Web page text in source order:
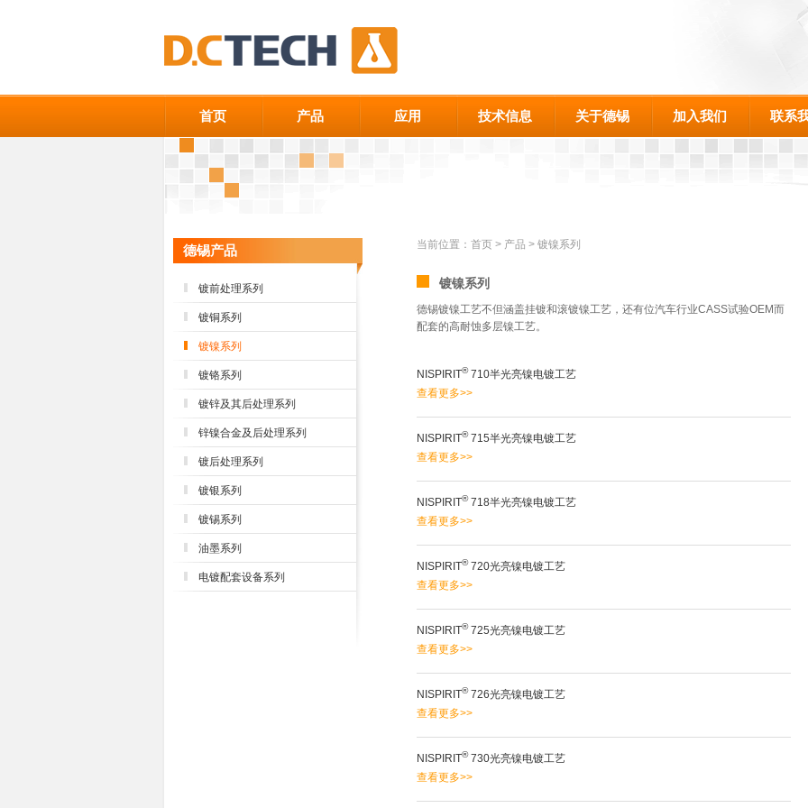
首页 产品 应用 技术信息 关于德锡 加入我们 联系
德锡产品
镀前处理系列
镀铜系列
镀镍系列
镀铬系列
镀锌及其后处理系列
锌镍合金及后处理系列
镀后处理系列
镀银系列
镀锡系列
油墨系列
电镀配套设备系列
当前位置： 首页 > 产品 > 镀镍系列
镀镍系列
德锡镀镍工艺不但涵盖挂镀和滚镀镍工艺，还有位汽车行业CASS试验OEM而
配套的高耐蚀多层镍工艺。
NISPIRIT®710半光亮镍电镀工艺
查看更多>>
NISPIRIT®715半光亮镍电镀工艺
查看更多>>
NISPIRIT®718半光亮镍电镀工艺
查看更多>>
NISPIRIT®720光亮镍电镀工艺
查看更多>>
NISPIRIT®725光亮镍电镀工艺
查看更多>>
NISPIRIT®726光亮镍电镀工艺
查看更多>>
NISPIRIT®730光亮镍电镀工艺
查看更多>>